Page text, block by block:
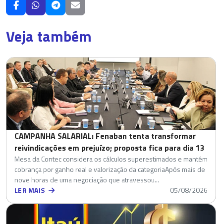
Veja também
CAMPANHA SALARIAL: Fenaban tenta transformar
reivindicações em prejuízo; proposta fica para dia 13
Mesa da Contec considera os cálculos superestimados e mantém
cobrança por ganho real e valorização da categoriaApós mais de
nove horas de uma negociação que atravessou...
LER MAIS
05/08/2026